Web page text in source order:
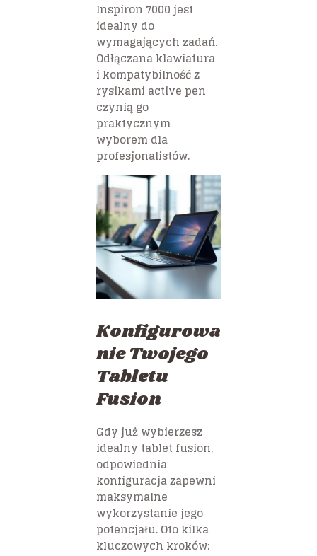
Inspiron 7000 jest
idealny do
wymagających zadań.
Odłączana klawiatura
i kompatybilność z
rysikami active pen
czynią go
praktycznym
wyborem dla
profesjonalistów.
Konfigurowa
nie Twojego
Tabletu
Fusion
Gdy już wybierzesz
idealny tablet fusion,
odpowiednia
konfiguracja zapewni
maksymalne
wykorzystanie jego
potencjału. Oto kilka
kluczowych kroków: